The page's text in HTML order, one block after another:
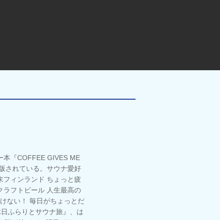
本『COFFEE GIVES ME
されている。サウナ愛好
フィンランド ちょっと疲
ラフトビール 人生最高の
ない！ 毎日がちょっとだ
ふらりとサウナ旅』、は